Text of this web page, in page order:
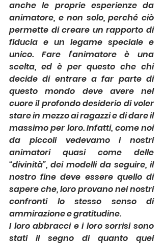
anche le proprie esperienze da
animatore, e non solo, perché ciò
permette di creare un rapporto di
fiducia e un legame speciale e
unico. Fare l’animatore è una
scelta, ed è per questo che chi
decide di entrare a far parte di
questo mondo deve avere nel
cuore il profondo desiderio di voler
stare in mezzo ai ragazzi e di dare il
massimo per loro. Infatti, come noi
da piccoli vedevamo i nostri
animatori quasi come delle
“divinità”, dei modelli da seguire, il
nostro fine deve essere quello di
sapere che, loro provano nei nostri
confronti lo stesso senso di
ammirazione e gratitudine.
I loro abbracci e i loro sorrisi sono
stati il segno di quanto quei